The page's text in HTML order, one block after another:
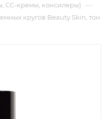
СС-кремы, консилеры) —
кругов Beauty Skin, тон